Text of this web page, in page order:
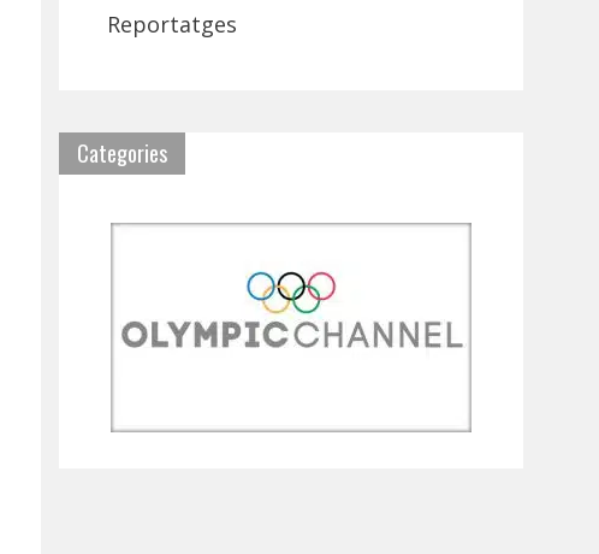
Reportatges
Categories